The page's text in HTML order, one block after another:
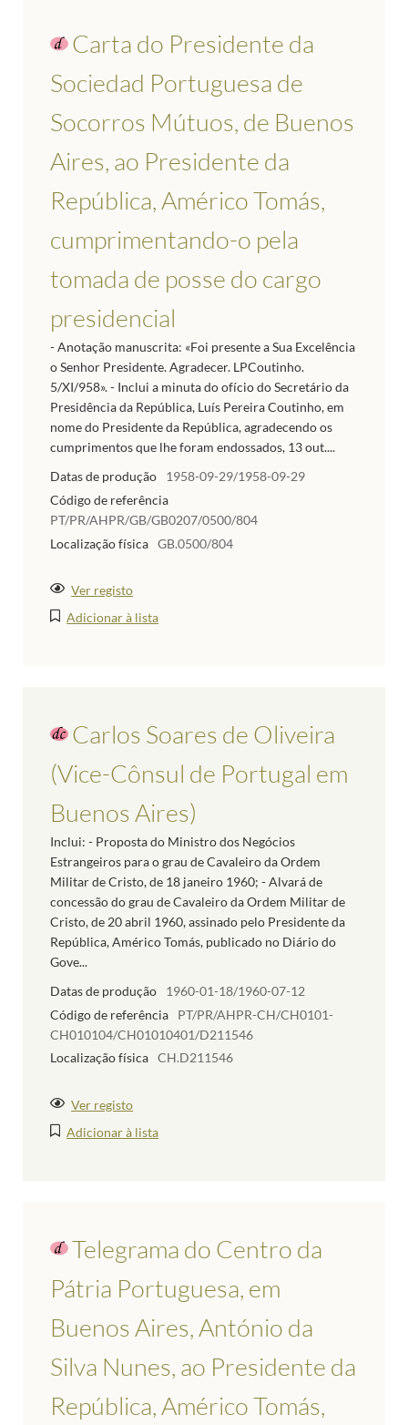
Carta do Presidente da
Sociedad Portuguesa de
Socorros Mútuos, de Buenos
Aires, ao Presidente da
República, Américo Tomás,
cumprimentando-o pela
tomada de posse do cargo
presidencial
- Anotação manuscrita: «Foi presente a Sua Excelência
o Senhor Presidente. Agradecer. LPCoutinho.
5/XI/958». - Inclui a minuta do ofício do Secretário da
Presidência da República, Luís Pereira Coutinho, em
nome do Presidente da República, agradecendo os
cumprimentos que lhe foram endossados, 13 out....
Datas de produção
1958-09-29/1958-09-29
Código de referência
PT/PR/AHPR/GB/GB0207/0500/804
Localização física GB.0500/804
Ver registo
Adicionar à lista
Carlos Soares de Oliveira
(Vice-Cônsul de Portugal em
Buenos Aires)
Inclui: - Proposta do Ministro dos Negócios
Estrangeiros para o grau de Cavaleiro da Ordem
Militar de Cristo, de 18 janeiro 1960; - Alvará de
concessão do grau de Cavaleiro da Ordem Militar de
Cristo, de 20 abril 1960, assinado pelo Presidente da
República, Américo Tomás, publicado no Diário do
Gove...
Datas de produção
1960-01-18/1960-07-12
Código de referência
PT/PR/AHPR-CH/CH0101-
CH010104/CH01010401/D211546
Localização física CH.D211546
Ver registo
Adicionar à lista
Telegrama do Centro da
Pátria Portuguesa, em
Buenos Aires, António da
Silva Nunes, ao Presidente da
República, Américo Tomás,